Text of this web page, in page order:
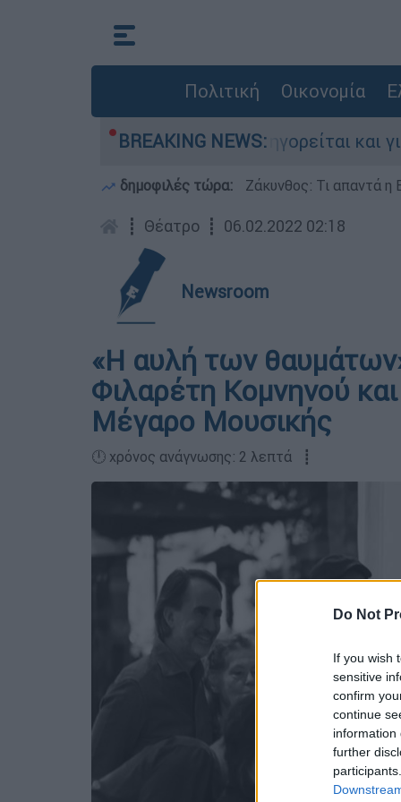
Do Not
If you wish
sensitive
confirm
continue
information
further
Πολιτική Οικονομία
BREAKING NEWS:
στην Ελλάδα - Κατηγορείται και για την
δημοφιλές τώρα: Ζάκυνθος: Τι απαντά η
┋ Θέατρο ┋ 06.02.2022 02:18
Newsroom
«Η αυλή των
Φιλαρέτη Κομνηνού
Μέγαρο Μουσικής
🕛 χρόνος ανάγνωσης: 2 λεπτά ┋